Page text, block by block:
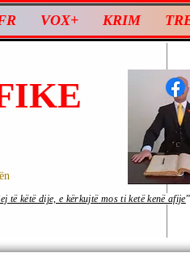
VOX+ KRIM
të këtë dije, e kërkujtë mos ti ketë kenë afije